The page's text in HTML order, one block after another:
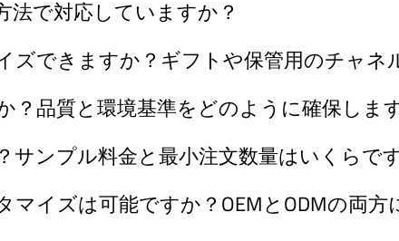
で対応していますか？
できますか？ギフトや保管用のチャネ
品質と環境基準をどのように確保しま
ンプル料金と最小注文数量はいくらで
イズは可能ですか？OEMとODMの両方